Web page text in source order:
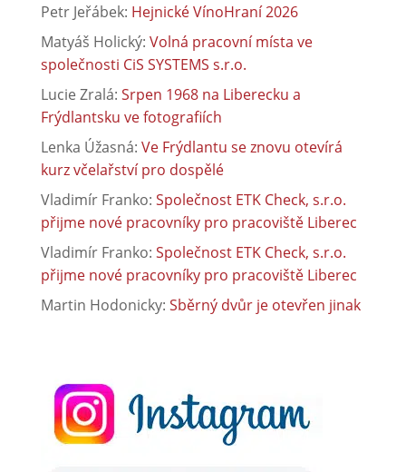
Petr Jeřábek: Hejnické VínoHraní 2026
Matyáš Holický: Volná pracovní místa ve
společnosti CiS SYSTEMS s.r.o.
Lucie Zralá: Srpen 1968 na Liberecku a
Frýdlantsku ve fotografiích
Lenka Úžasná: Ve Frýdlantu se znovu otevírá
kurz včelařství pro dospělé
Vladimír Franko: Společnost ETK Check, s.r.o.
přijme nové pracovníky pro pracoviště Liberec
Vladimír Franko: Společnost ETK Check, s.r.o.
přijme nové pracovníky pro pracoviště Liberec
Martin Hodonicky: Sběrný dvůr je otevřen jinak